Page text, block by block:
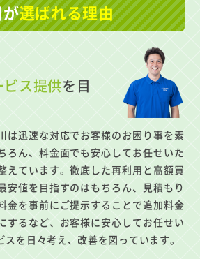
選ばれる理由
ス提供を目
は迅速な対応でお客様のお困り事を素
ろん、料金面でも安心してお任せいた
えています。徹底した再利用と高額買
安値を目指すのはもちろん、見積もり
金を事前にご提示することで追加料金
するなど、お客様に安心してお任せい
を日々考え、改善を図っています。